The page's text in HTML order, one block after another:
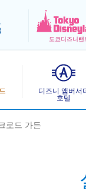
도쿄디즈니랜
디즈니 앰버서
호텔
로드 가든